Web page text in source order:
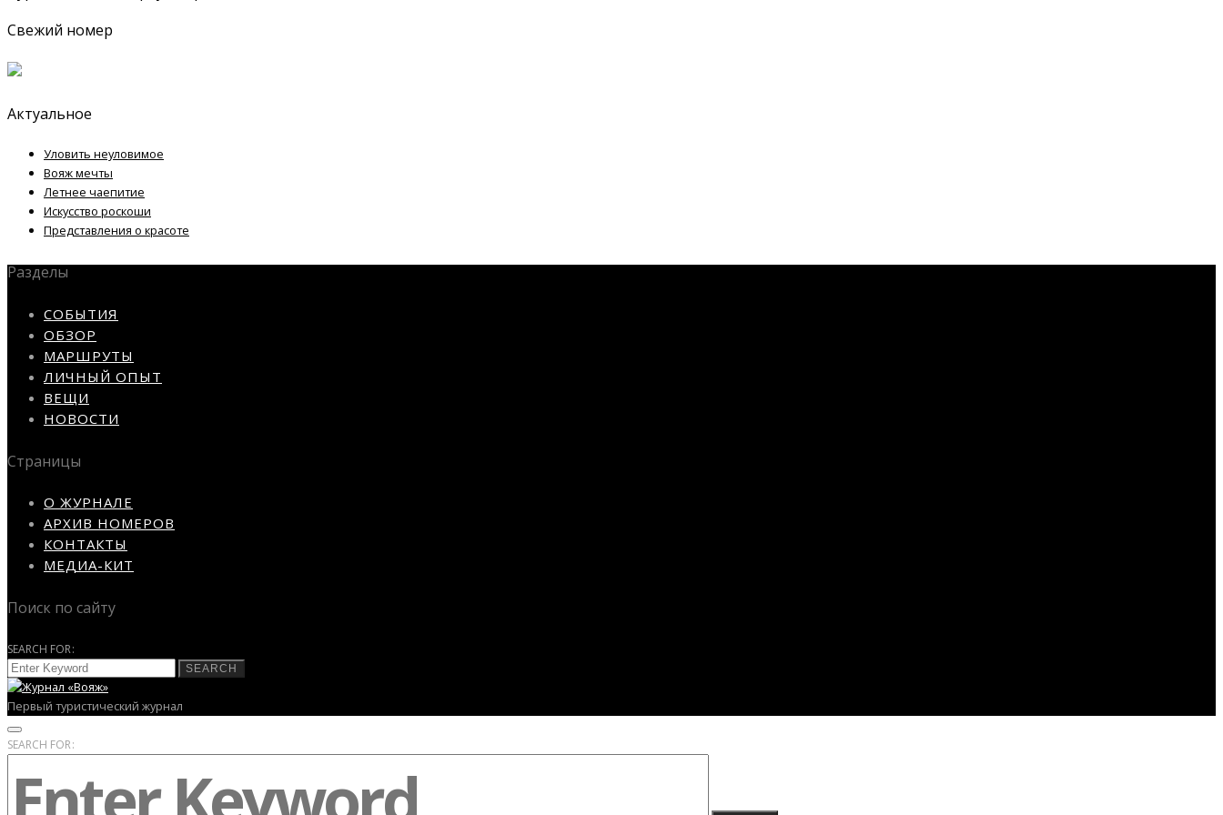
Свежий номер
Актуальное
Уловить неуловимое
Вояж мечты
Летнее чаепитие
Искусство роскоши
Представления о красоте
Разделы
СОБЫТИЯ
ОБЗОР
МАРШРУТЫ
ЛИЧНЫЙ ОПЫТ
ВЕЩИ
НОВОСТИ
Страницы
О ЖУРНАЛЕ
АРХИВ НОМЕРОВ
КОНТАКТЫ
МЕДИА-КИТ
Поиск по сайту
SEARCH FOR:
SEARCH
Первый туристический журнал
SEARCH FOR: